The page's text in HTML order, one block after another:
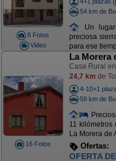
8 Fotos
Video
54 km de
Un
preciosa
para ese
16 Fotos
La Morera
Casa Rural en
24,7 km de
4-10+1
58 km de
11 kilómetros
La Morera de
Ofertas:
OFERTA